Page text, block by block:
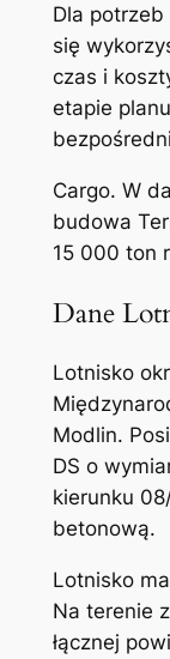
Dla
się
czas i
etapie
Cargo. W
budowa
15 000 ton
Dane
Lotnisko
Modlin.
DS o
kierunku
betonową.
Lotnisko
Na terenie
łącznej